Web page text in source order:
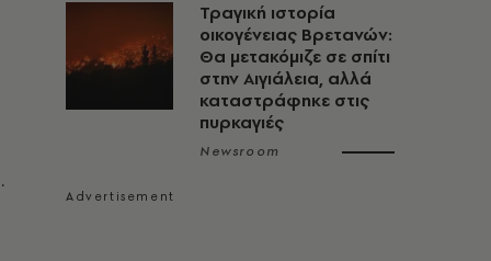
Τραγική ιστορία
οικογένειας Βρετανών:
Θα μετακόμιζε σε σπίτι
στην Αιγιάλεια, αλλά
καταστράφηκε στις
πυρκαγιές
Newsroom